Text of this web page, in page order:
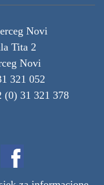
Novi
Tita 2
Novi
321 052
(0) 31 321 378